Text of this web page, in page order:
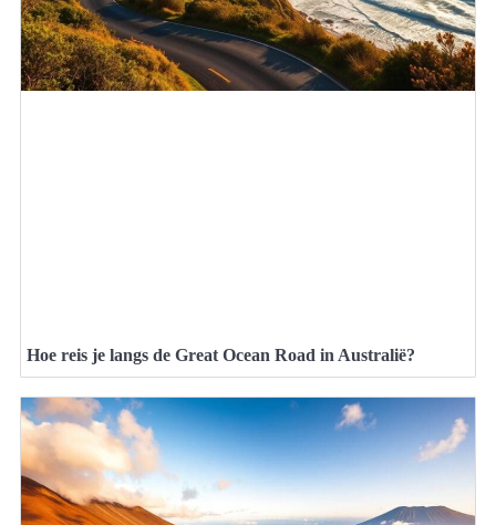
Hoe reis je langs de Great Ocean Road in Australië?